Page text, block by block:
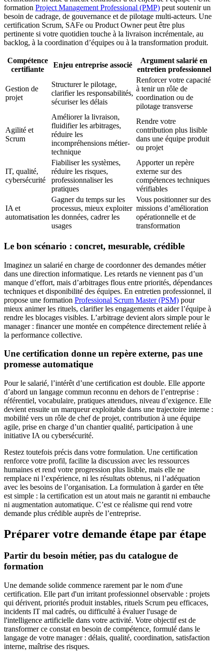
formation Project Management Professional (PMP) peut soutenir un
besoin de cadrage, de gouvernance et de pilotage multi-acteurs. Une
certification Scrum, SAFe ou Product Owner peut être plus
pertinente si votre quotidien touche à la livraison incrémentale, au
backlog, à la coordination d’équipes ou à la transformation produit.
Compétence
certifiante
Enjeu entreprise associé
Argument salarié en
entretien professionnel
Gestion de
projet
Structurer le pilotage,
clarifier les responsabilités,
sécuriser les délais
Renforcer votre capacité
à tenir un rôle de
coordination ou de
pilotage transverse
Agilité et
Scrum
Améliorer la livraison,
fluidifier les arbitrages,
réduire les
incompréhensions métier-
technique
Rendre votre
contribution plus lisible
dans une équipe produit
ou projet
IT, qualité,
cybersécurité
Fiabiliser les systèmes,
réduire les risques,
professionnaliser les
pratiques
Apporter un repère
externe sur des
compétences techniques
vérifiables
IA et
automatisation
Gagner du temps sur les
processus, mieux exploiter
les données, cadrer les
usages
Vous positionner sur des
missions d’amélioration
opérationnelle et de
transformation
Le bon scénario : concret, mesurable, crédible
Imaginez un salarié en charge de coordonner des demandes métier
dans une direction informatique. Les retards ne viennent pas d’un
manque d’effort, mais d’arbitrages flous entre priorités, dépendances
techniques et disponibilité des équipes. En entretien professionnel, il
propose une formation Professional Scrum Master (PSM) pour
mieux animer les rituels, clarifier les engagements et aider l’équipe à
rendre les blocages visibles. L’arbitrage devient alors simple pour le
manager : financer une montée en compétence directement reliée à
la performance collective.
Une certification donne un repère externe, pas une
promesse automatique
Pour le salarié, l’intérêt d’une certification est double. Elle apporte
d’abord un langage commun reconnu en dehors de l’entreprise :
référentiel, vocabulaire, pratiques attendues, niveau d’exigence. Elle
devient ensuite un marqueur exploitable dans une trajectoire interne :
mobilité vers un rôle de chef de projet, contribution à une équipe
agile, prise en charge d’un chantier qualité, participation à une
initiative IA ou cybersécurité.
Restez toutefois précis dans votre formulation. Une certification
renforce votre profil, facilite la discussion avec les ressources
humaines et rend votre progression plus lisible, mais elle ne
remplace ni l’expérience, ni les résultats obtenus, ni l’adéquation
avec les besoins de l’organisation. La formulation à garder en tête
est simple : la certification est un atout mais ne garantit ni embauche
ni augmentation automatique. C’est ce réalisme qui rend votre
demande plus crédible auprès de l’entreprise.
Préparer votre demande étape par étape
Partir du besoin métier, pas du catalogue de
formation
Une demande solide commence rarement par le nom d'une
certification. Elle part d'un irritant professionnel observable : projets
qui dérivent, priorités produit instables, rituels Scrum peu efficaces,
incidents IT mal cadrés, ou difficulté à évaluer l'usage de
l'intelligence artificielle dans votre activité. Votre objectif est de
transformer ce constat en besoin de compétence, formulé dans le
langage de votre manager : délais, qualité, coordination, satisfaction
interne, maîtrise des risques.